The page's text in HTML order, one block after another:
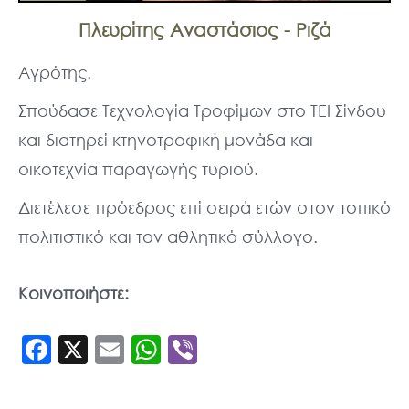
Πλευρίτης Αναστάσιος - Ριζά
Αγρότης.
Σπούδασε Τεχνολογία Τροφίμων στο ΤΕΙ Σίνδου
και διατηρεί κτηνοτροφική μονάδα και
οικοτεχνία παραγωγής τυριού.
Διετέλεσε πρόεδρος επί σειρά ετών στον τοπικό
πολιτιστικό και τον αθλητικό σύλλογο.
Κοινοποιήστε:
F
X
E
W